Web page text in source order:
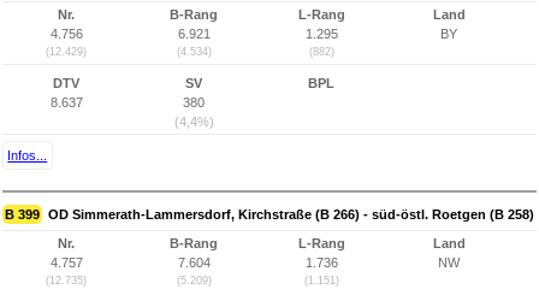
Nr.
4.756
(12.429)
B-Rang
6.921
(4.534)
L-Rang
1.295
(882)
Land
BY
DTV
8.637
SV
380
(4,4%)
BPL
Infos...
B 399 OD Simmerath-Lammersdorf, Kirchstraße (B 266) - süd-östl. Roetgen (B 258)
Nr.
4.757
(12.735)
B-Rang
7.604
(5.209)
L-Rang
1.736
(1.151)
Land
NW